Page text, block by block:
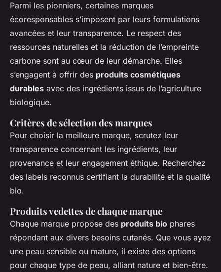
Parmi les pionniers, certaines marques
écoresponsables s’imposent par leurs formulations
avancées et leur transparence. Le respect des
ressources naturelles et la réduction de l’empreinte
carbone sont au cœur de leur démarche. Elles
s’engagent à offrir des produits cosmétiques
durables avec des ingrédients issus de l’agriculture
biologique.
Critères de sélection des marques
Pour choisir la meilleure marque, scrutez leur
transparence concernant les ingrédients, leur
provenance et leur engagement éthique. Recherchez
des labels reconnus certifiant la durabilité et la qualité
bio.
Produits vedettes de chaque marque
Chaque marque propose des produits bio phares
répondant aux divers besoins cutanés. Que vous ayez
une peau sensible ou mature, il existe des options
pour chaque type de peau, alliant nature et bien-être.